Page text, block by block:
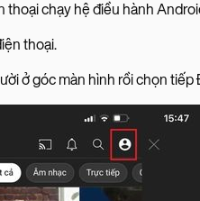
chạy hệ điều hành
thoại.
ở góc màn hình rồi chọn tiếp